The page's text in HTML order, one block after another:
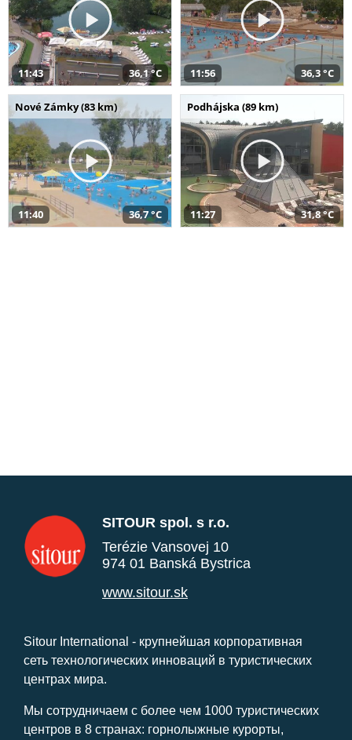
11:43 36,1 °C 11:56 36,3 °C
Nové Zámky (83 km)
11:40 36,7 °C
Podhájska (89 km)
11:27 31,8 °C
SITOUR spol. s r.o.
Terézie Vansovej 10
974 01 Banská Bystrica
www.sitour.sk
Sitour International - крупнейшая корпоративная
сеть технологических инноваций в туристических
центрах мира.
Мы сотрудничаем с более чем 1000 туристических
центров в 8 странах: горнолыжные курорты,